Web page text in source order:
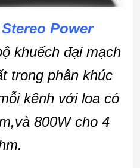
Power
khuếch đại mạch
trong phân khúc
kênh với loa có
800W cho 4